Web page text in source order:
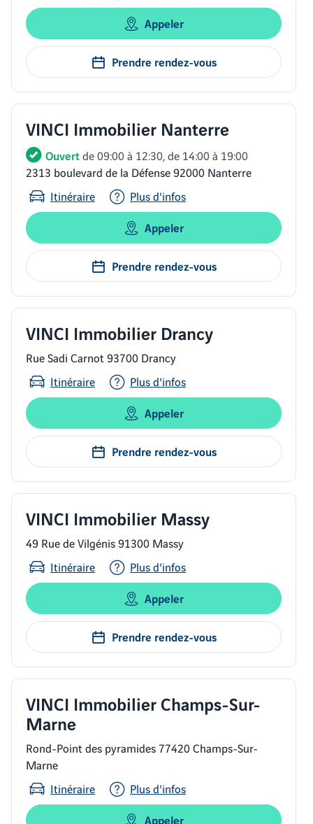
Appeler
Prendre rendez-vous
VINCI Immobilier Nanterre
Ouvertde 09:00 à 12:30, de 14:00 à 19:00
2313 boulevard de la Défense 92000 Nanterre
Itinéraire
Plus d'infos
Appeler
Prendre rendez-vous
VINCI Immobilier Drancy
Rue Sadi Carnot 93700 Drancy
Itinéraire
Plus d'infos
Appeler
Prendre rendez-vous
VINCI Immobilier Massy
49 Rue de Vilgénis 91300 Massy
Itinéraire
Plus d'infos
Appeler
Prendre rendez-vous
VINCI Immobilier Champs-Sur-
Marne
Rond-Point des pyramides 77420 Champs-Sur-
Marne
Itinéraire
Plus d'infos
Appeler